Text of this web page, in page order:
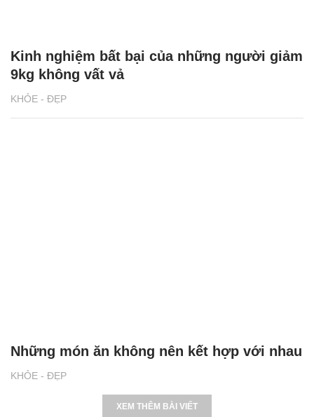
KHỎE - ĐẸP
Kinh nghiệm bất bại của những người giảm
9kg không vất vả
KHỎE - ĐẸP
Những món ăn không nên kết hợp với nhau
XEM THÊM BÀI VIẾT